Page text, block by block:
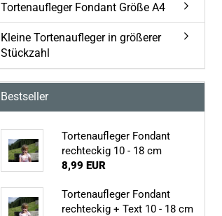
Tortenaufleger Fondant Größe A4
Kleine Tortenaufleger in größerer
Stückzahl
Bestseller
Tortenaufleger Fondant
rechteckig 10 - 18 cm
8,99 EUR
Tortenaufleger Fondant
rechteckig + Text 10 - 18 cm